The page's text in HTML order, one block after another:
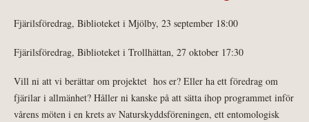
Fjärilsföredrag, Biblioteket i Mjölby, 23 september 18:00
Fjärilsföredrag, Biblioteket i Trollhättan, 27 oktober 17:30
Vill ni att vi berättar om projektet hos er? Eller ha ett föredrag om
fjärilar i allmänhet? Håller ni kanske på att sätta ihop programmet inför
vårens möten i en krets av Naturskyddsföreningen, ett entomologisk